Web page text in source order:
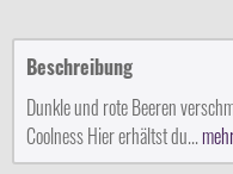
Beschreibung
Dunkle und rote Beeren
Coolness Hier erhältst du...